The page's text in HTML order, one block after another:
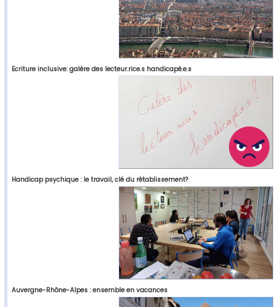
Ecriture inclusive: galère des lecteur.rice.s handicapé.e.s
Handicap psychique : le travail, clé du rétablissement?
Auvergne-Rhône-Alpes : ensemble en vacances